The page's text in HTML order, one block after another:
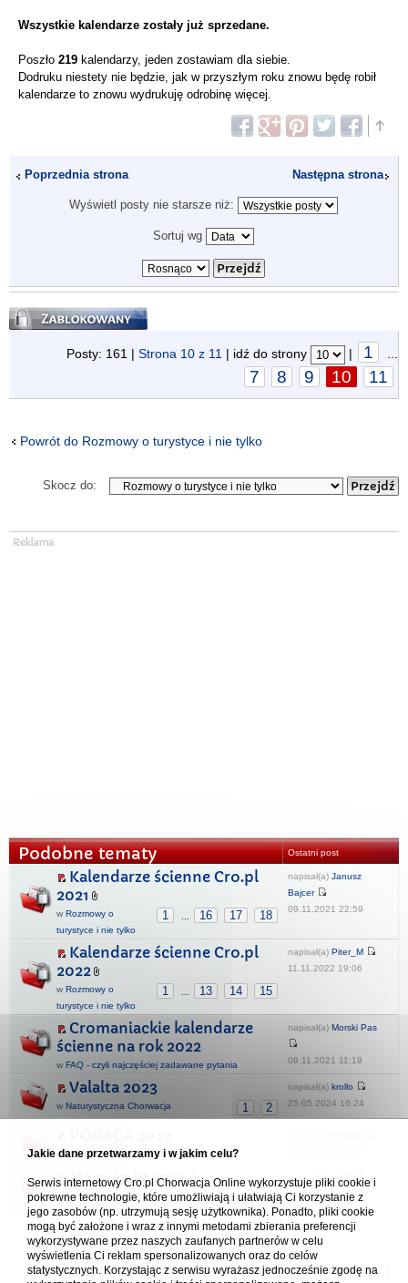
Wszystkie kalendarze zostały już sprzedane.
Poszło 219 kalendarzy, jeden zostawiam dla siebie.
Dodruku niestety nie będzie, jak w przyszłym roku znowu będę robił
kalendarze to znowu wydrukuję odrobinę więcej.
Poprzednia strona Następna strona
Wyświetl posty nie starsze niż:
Sortuj wg
Zablokowany
Posty: 161 | Strona 10 z 11 | idź do strony | 1 ...
7 8 9 10 11
Powrót do Rozmowy o turystyce i nie tylko
Skocz do:
Podobne tematy Ostatni post
Kalendarze ścienne Cro.pl
2021
1 ... 16 17 18
w Rozmowy o
turystyce i nie tylko
napisał(a) Janusz
Bajcer
09.11.2021 22:59
Kalendarze ścienne Cro.pl
2022
1 ... 13 14 15
w Rozmowy o
turystyce i nie tylko
napisał(a) Piter_M
11.11.2022 19:06
Cromaniackie kalendarze
ścienne na rok 2022
w FAQ - czyli najczęściej zadawane pytania
napisał(a) Morski Pas
09.11.2021 11:19
Valalta 2023
1 2
w Naturystyczna Chorwacja
napisał(a) krollo
25.05.2024 16:24
wRegiony i miejscowości turystyczne
Majorka IV 2023.
1 2 3 4 5
wHiszpania - España
napisał(a) piotrf
01.03.2024 20:12
Forum Chorwacja Online - Cro.pl
Usuń ciasteczka• Strefa czasowa: UTC + 1 (Polska - czas zimowy) [ DST
Jakie dane przetwarzamy i w jakim celu?
Serwis internetowy Cro.pl Chorwacja Online wykorzystuje pliki cookie i
pokrewne technologie, które umożliwiają i ułatwiają Ci korzystanie z
jego zasobów (np. utrzymują sesję użytkownika). Ponadto, pliki cookie
mogą być założone i wraz z innymi metodami zbierania preferencji
wykorzystywane przez naszych zaufanych partnerów w celu
wyświetlenia Ci reklam spersonalizowanych oraz do celów
statystycznych. Korzystając z serwisu wyrażasz jednocześnie zgodę na